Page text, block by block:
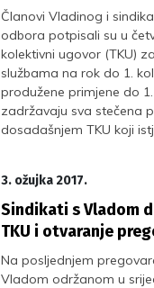
Članovi Vladinog i
odbora potpisali su u
kolektivni ugovor (TKU)
službama na rok do 1.
produžene primjene do
zadržavaju sva stečena
dosadašnjem TKU koji
3. ožujka 2017.
Sindikati s Vladom
TKU i otvaranje
Na posljednjem
Vladom održanom u